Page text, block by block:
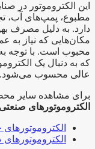
این الکتروموتور در
مطبوع، پمپ‌های آب،
دارد. به دلیل مصرف
مکان‌هایی که نیاز به
محبوب است. با توجه
که به دنبال یک
عالی محسوب می‌شود.
برای مشاهده سایر
الکتروموتورهای صنعتی